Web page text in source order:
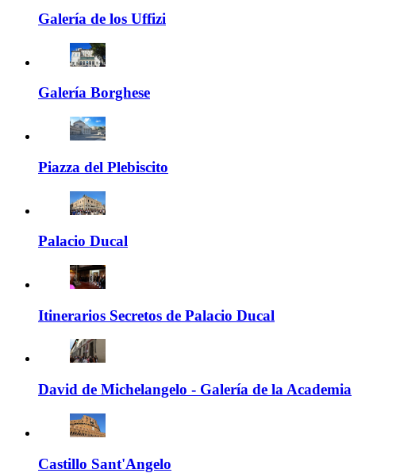
Galería de los Uffizi
Galería Borghese
Piazza del Plebiscito
Palacio Ducal
Itinerarios Secretos de Palacio Ducal
David de Michelangelo - Galería de la Academia
Castillo Sant'Angelo